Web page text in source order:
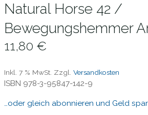
Natural Horse 42 /
Bewegungshemmer
11,80 €
Inkl. 7 % MwSt. Zzgl. Versandkosten
ISBN 978-3-95847-142-9
…oder gleich abonnieren und Geld